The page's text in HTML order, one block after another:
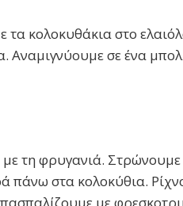
κολοκυθάκια στο
Αναμιγνύουμε σε ένα
τη φρυγανιά. Στρώνουμε
πάνω στα κολοκύθια.